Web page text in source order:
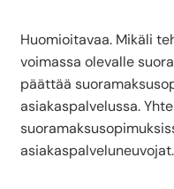
Huomioitavaa. Mikäli
voimassa olevalle
päättää
asiakaspalvelussa.
asiakaspalveluneuvojat.